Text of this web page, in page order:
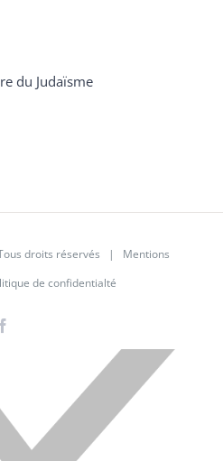
du Judaïsme
droits réservés | Mentions
de confidentialté